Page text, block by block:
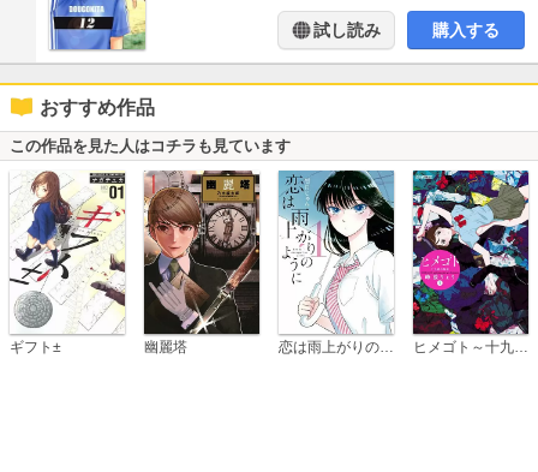
試し読み 購入する
おすすめ作品
この作品を見た人はコチラも見ています
ギフト± 幽麗塔 ヒメゴト～十九歳の制服～